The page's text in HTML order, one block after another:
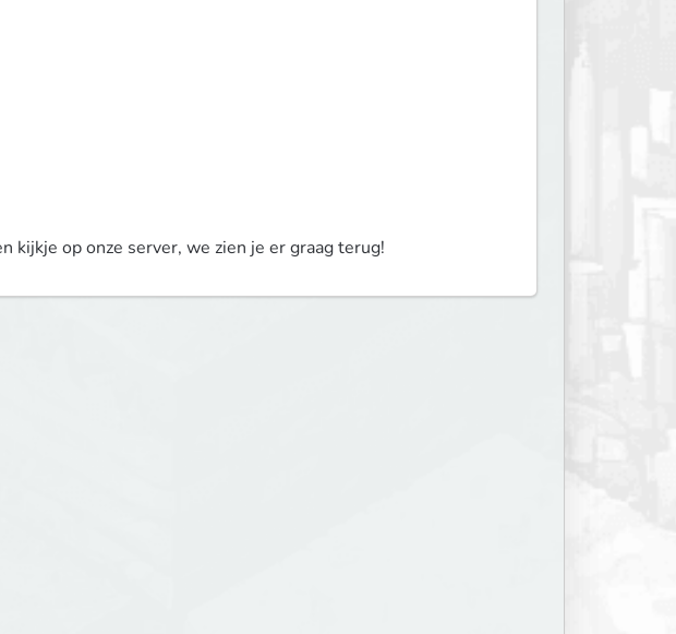
kijkje op onze server, we zien je er graag terug!